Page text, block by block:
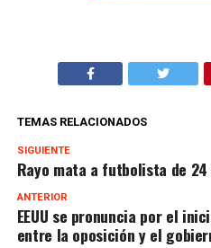
TEMAS RELACIONADOS
SIGUIENTE
Rayo mata a futbolista de
ANTERIOR
EEUU se pronuncia por el
entre la oposición y el